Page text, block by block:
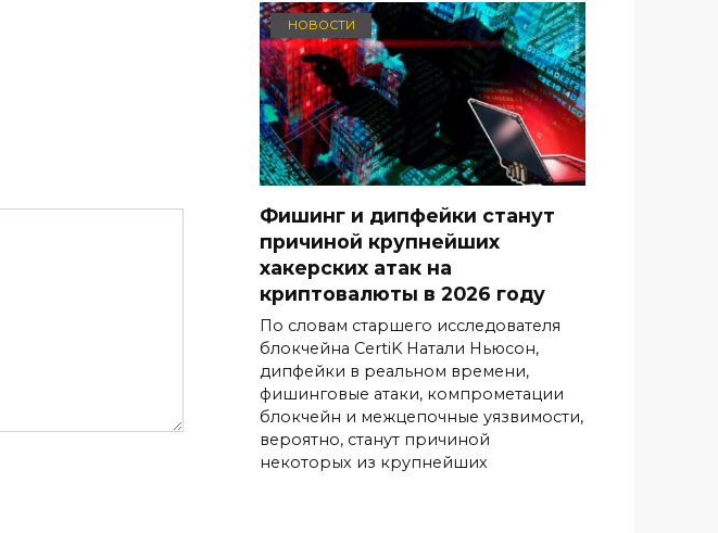
НОВОСТИ
Фишинг и дипфейки станут
причиной крупнейших
хакерских атак на
криптовалюты в 2026 году
По словам старшего исследователя
блокчейна CertiK Натали Ньюсон,
дипфейки в реальном времени,
фишинговые атаки, компрометации
блокчейн и межцепочные уязвимости,
вероятно, станут причиной
некоторых из крупнейших